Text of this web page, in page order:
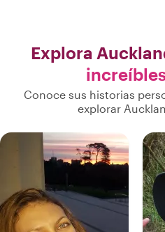
Explora
Conoce sus historias
explorar